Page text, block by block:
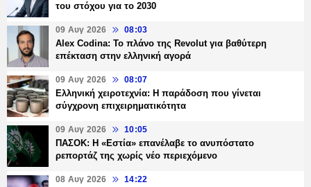
του στόχου για το 2030
09 Αυγ 2026 08:03
Alex Codina: Το πλάνο της Revolut για βαθύτερη
επέκταση στην ελληνική αγορά
09 Αυγ 2026 08:07
Ελληνική χειροτεχνία: Η παράδοση που γίνεται
σύγχρονη επιχειρηματικότητα
09 Αυγ 2026 10:05
ΠΑΣΟΚ: Η «Εστία» επανέλαβε το ανυπόστατο
ρεπορτάζ της χωρίς νέο περιεχόμενο
08 Αυγ 2026 14:22